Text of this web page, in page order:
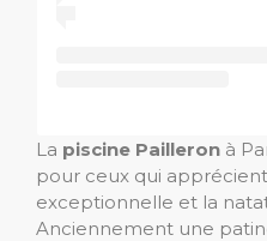
La piscine Pailleron à
pour ceux qui
exceptionnelle et la
Anciennement une